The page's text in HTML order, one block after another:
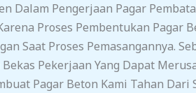
Dalam Pengerjaan Pagar
Proses Pembentukan Pagar
Saat Proses Pemasangannya.
Pekerjaan Yang Dapat
Pagar Beton Kami Tahan